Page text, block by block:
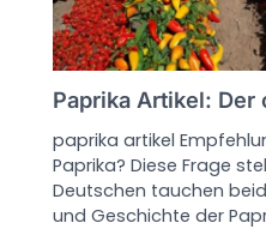
Paprika Artikel: Der
paprika artikel
Paprika? Diese Frage
Deutschen tauchen
und Geschichte der